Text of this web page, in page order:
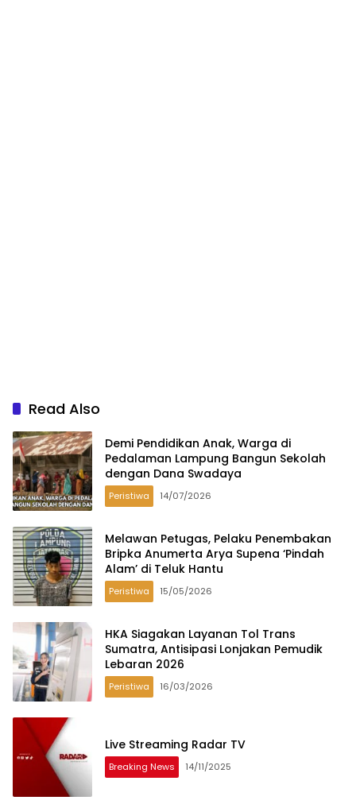
Read Also
Demi Pendidikan Anak, Warga di
Pedalaman Lampung Bangun Sekolah
dengan Dana Swadaya
Peristiwa 14/07/2026
Melawan Petugas, Pelaku Penembakan
Bripka Anumerta Arya Supena ‘Pindah
Alam’ di Teluk Hantu
Peristiwa 15/05/2026
HKA Siagakan Layanan Tol Trans
Sumatra, Antisipasi Lonjakan Pemudik
Lebaran 2026
Peristiwa 16/03/2026
Live Streaming Radar TV
Breaking News 14/11/2025